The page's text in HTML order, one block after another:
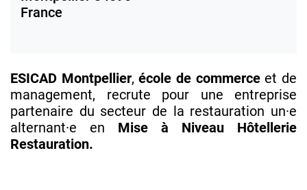
France
ESICAD Montpellier,école de commerceet de
management, recrute pour une entreprise
partenaire du secteur de la restauration un·e
alternant·e en Mise à Niveau Hôtellerie
Restauration.